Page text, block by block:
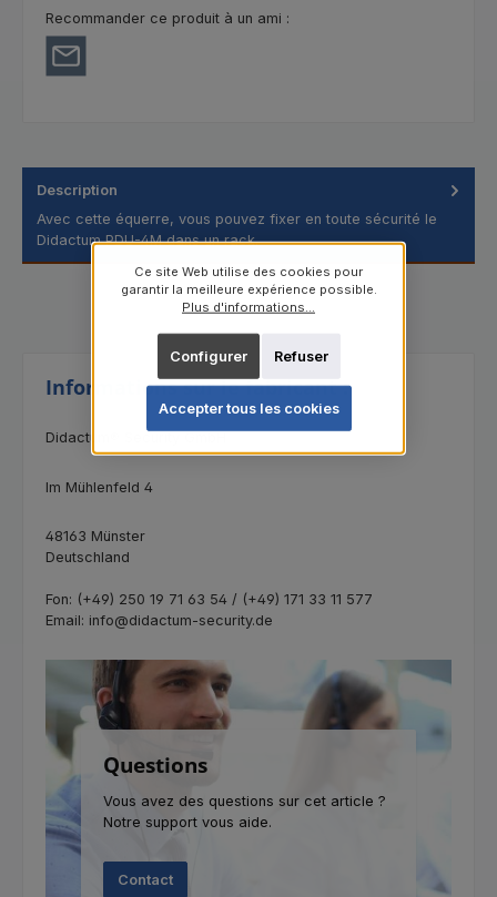
Recommander ce produit à un ami :
Description
Avec cette équerre, vous pouvez fixer en toute sécurité le
Didactum PDU-4M dans un rack.
Informations sur le fabricant :
Didactum® Security GmbH
Im Mühlenfeld 4
48163 Münster
Deutschland
Fon: (+49) 250 19 71 63 54 / (+49) 171 33 11 577
Email: info@didactum-security.de
Questions
Vous avez des questions sur cet article ?
Notre support vous aide.
Contact
Ce site Web utilise des cookies pour
garantir la meilleure expérience possible.
Plus d'informations...
Refuser
Configurer
Accepter tous les cookies